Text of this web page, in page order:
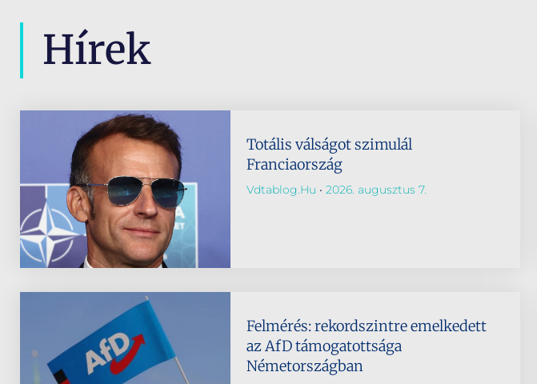
Hírek
Totális válságot szimulál
Franciaország
Vdtablog.hu 2026. augusztus 7.
Felmérés: rekordszintre emelkedett
az AfD támogatottsága
Németországban